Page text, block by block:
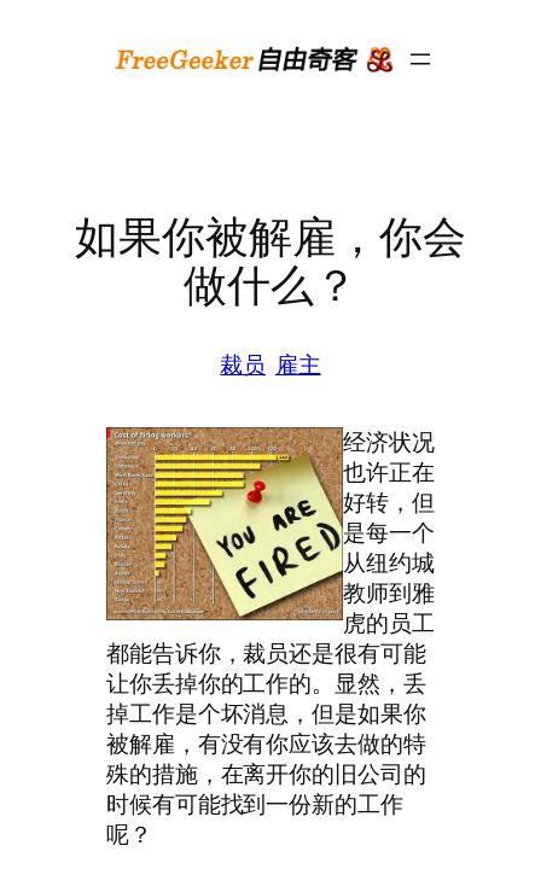
如果你被解雇，你会
做什么？
裁员 雇主
经济状况
也许正在
好转，但
是每一个
从纽约城
教师到雅
虎的员工
都能告诉你，裁员还是很有可能
让你丢掉你的工作的。显然，丢
掉工作是个坏消息，但是如果你
被解雇，有没有你应该去做的特
殊的措施，在离开你的旧公司的
时候有可能找到一份新的工作
呢？